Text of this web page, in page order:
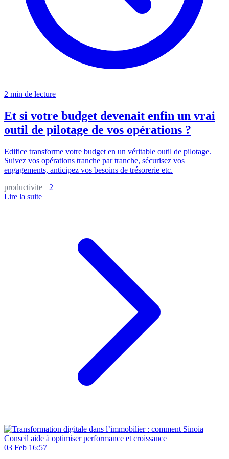
2 min de lecture
Et si votre budget devenait enfin un vrai
outil de pilotage de vos opérations ?
Edifice transforme votre budget en un véritable outil de pilotage.
Suivez vos opérations tranche par tranche, sécurisez vos
engagements, anticipez vos besoins de trésorerie etc.
productivite +2
Lire la suite
03 Feb 16:57